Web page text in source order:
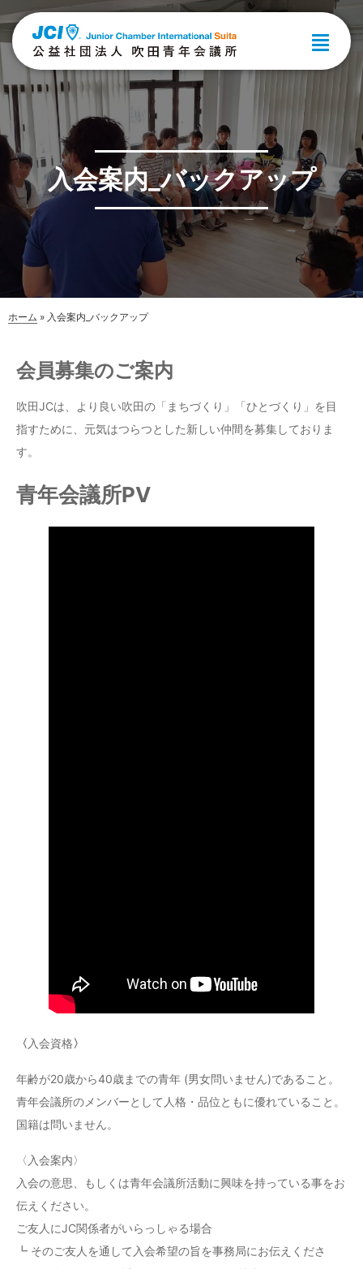
入会案内_バックアップ
ホーム » 入会案内_バックアップ
会員募集のご案内
吹田JCは、より良い吹田の「まちづくり」「ひとづくり」を目
指すために、元気はつらつとした新しい仲間を募集しておりま
す。
青年会議所PV
〈 入会資格〉
年齢が20歳から40歳までの青年 (男女問いません)であること。
青年会議所のメンバーとして人格・品位ともに優れていること。
国籍は問いません。
〈入会案内〉
入会の意思、もしくは青年会議所活動に興味を持っている事をお
伝えください。
ご友人にJC関係者がいらっしゃる場合
┗ そのご友人を通して入会希望の旨を事務局にお伝えくださ